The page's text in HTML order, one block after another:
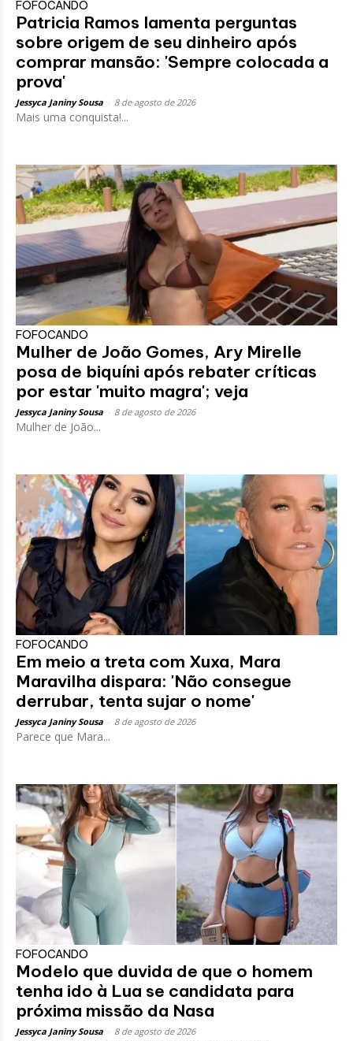
FOFOCANDO
Patricia Ramos lamenta perguntas
sobre origem de seu dinheiro após
comprar mansão: 'Sempre colocada a
prova'
Jessyca Janiny Sousa 8 de agosto de 2026
Mais uma conquista!...
FOFOCANDO
Mulher de João Gomes, Ary Mirelle
posa de biquíni após rebater críticas
por estar 'muito magra'; veja
Jessyca Janiny Sousa 8 de agosto de 2026
Mulher de João...
FOFOCANDO
Em meio a treta com Xuxa, Mara
Maravilha dispara: 'Não consegue
derrubar, tenta sujar o nome'
Jessyca Janiny Sousa 8 de agosto de 2026
Parece que Mara...
FOFOCANDO
Modelo que duvida de que o homem
tenha ido à Lua se candidata para
próxima missão da Nasa
Jessyca Janiny Sousa 8 de agosto de 2026